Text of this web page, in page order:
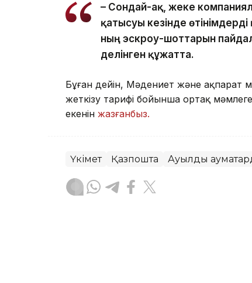
– Сондай-ақ, жеке
қатысуы кезінде
ның эскроу-шоттарын
делінген құжатта.
Бұған дейін, Мәдениет және ақпарат
жеткізу тарифі бойынша ортақ
екенін жазғанбыз.
Үкімет Қазпошта Ауылдық